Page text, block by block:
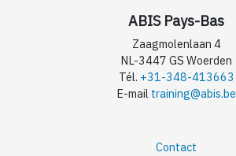
ABIS Pays-Bas
Zaagmolenlaan 4
NL-3447 GS Woerden
Tél. +31-348-413663
E-mail training@abis.be
Contact